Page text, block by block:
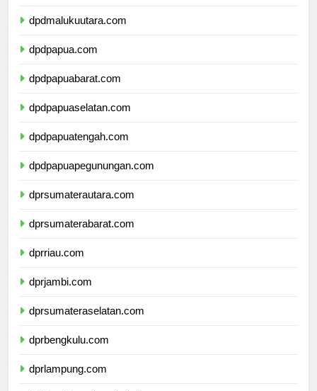
dpdmalukuutara.com
dpdpapua.com
dpdpapuabarat.com
dpdpapuaselatan.com
dpdpapuatengah.com
dpdpapuapegunungan.com
dprsumaterautara.com
dprsumaterabarat.com
dprriau.com
dprjambi.com
dprsumateraselatan.com
dprbengkulu.com
dprlampung.com